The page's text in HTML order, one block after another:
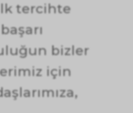
tercihte
bizler
için